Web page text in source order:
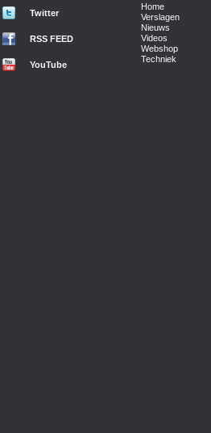
Twitter
RSS FEED
YouTube
Home
Verslagen
Nieuws
Videos
Webshop
Techniek